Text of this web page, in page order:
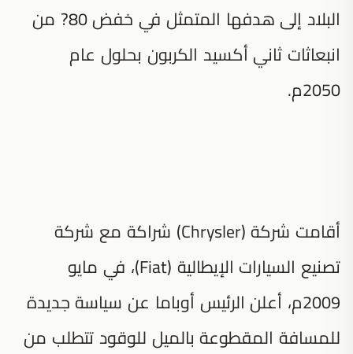
البلاد إلى هدفها المتمثل في خفض 80? من
انبعاثات ثاني أكسيد الكربون بحلول عام
2050م.
أقامت شركة (Chrysler) شراكة مع شركة
تصنيع السيارات الإيطالية (Fiat)، في مايو
2009م، أعلن الرئيس أوباما عن سياسة جديدة
للمسافة المقطوعة بالميل للوقود تتطلب من